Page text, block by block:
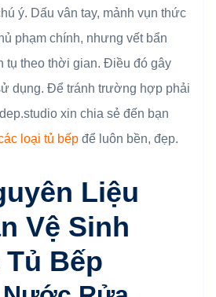
ý. Dấu vân tay, mảnh vụn thức
phạm chính, nhưng vết bẩn
tụ theo thời gian. Điều đó gây
dụng. Để tránh trường hợp phải
xin chia sẻ đến bạn
loại tủ bếp để luôn bền, đẹp.
Liệu
Vệ Sinh
Bếp